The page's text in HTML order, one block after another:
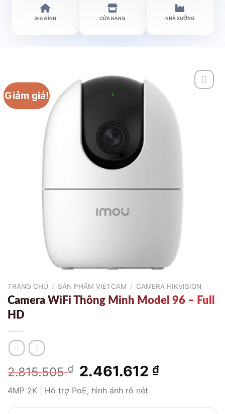
GIA ĐÌNH CỬA HÀNG NHÀ XƯỞNG
Giảm giá!
TRANG CHỦ / SẢN PHẨM VIETCAM / CAMERA HIKVISION
Camera WiFi Thông Minh Model 96 – Full
HD
2.815.505₫
Giá
gốc
là:
2.815.505 ₫.
2.461.612 ₫Giá
là:
4MP 2K | Hỗ trợ PoE, hình ảnh rõ nét